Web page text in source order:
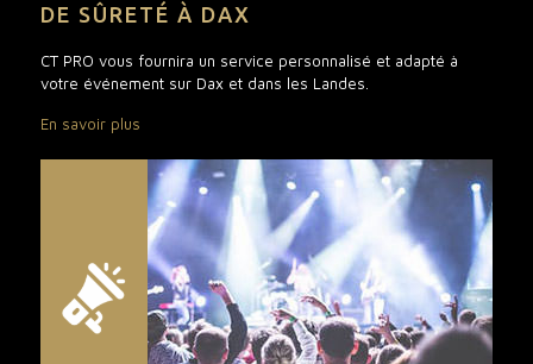
DE SÛRETÉ À DAX
CT PRO vous fournira un service personnalisé et adapté à
votre événement sur Dax et dans les Landes.
En savoir plus